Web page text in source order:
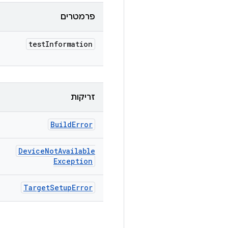
פרמטרים
testInformation
זריקות
BuildError
DeviceNotAvailable
Exception
TargetSetupError